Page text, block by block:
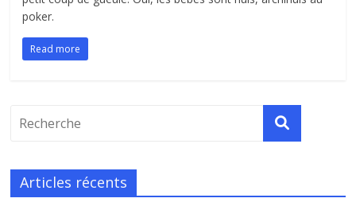
poker.
Read more
Articles récents